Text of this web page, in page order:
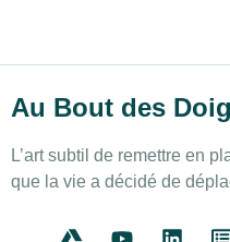
Au Bout des
L’art subtil de remettre en
que la vie a décidé de